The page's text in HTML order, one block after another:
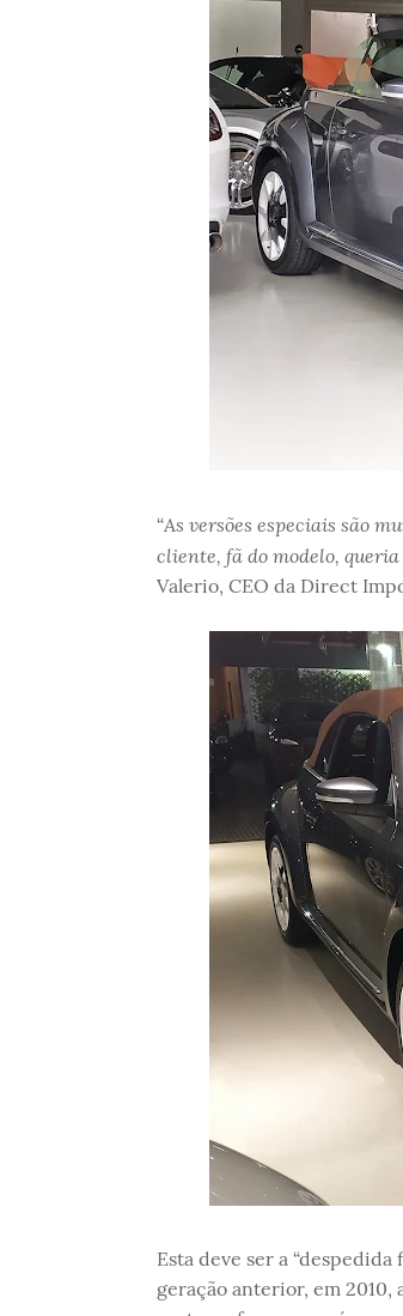
“As versões especiais são
cliente, fã do modelo,
Valerio, CEO da Direct
Esta deve ser a
geração anterior, em